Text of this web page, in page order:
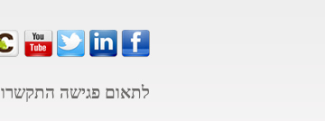
לתאום פגישה התקשרו